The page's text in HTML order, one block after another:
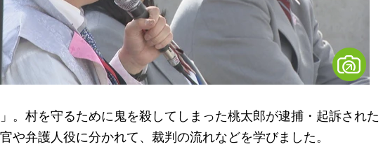
。村を守るために鬼を殺してしまった桃太郎が逮捕・起訴された
や弁護人役に分かれて、裁判の流れなどを学びました。